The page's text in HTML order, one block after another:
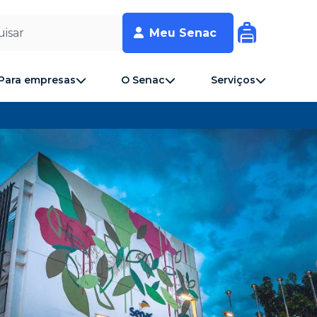
Meu Senac
empresas O Senac Serviços